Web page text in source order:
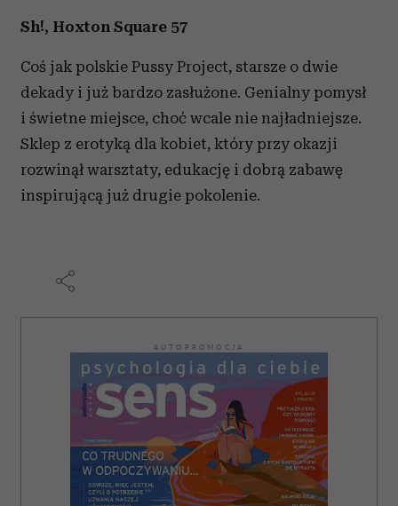
Sh!, Hoxton Square 57
Coś jak polskie Pussy Project, starsze o dwie
dekady i już bardzo zasłużone. Genialny pomysł
i świetne miejsce, choć wcale nie najładniejsze.
Sklep z erotyką dla kobiet, który przy okazji
rozwinął warsztaty, edukację i dobrą zabawę
inspirującą już drugie pokolenie.
AUTOPROMOCJA